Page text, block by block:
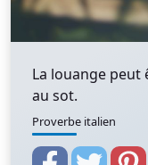
La louange peut
au sot.
Proverbe italien